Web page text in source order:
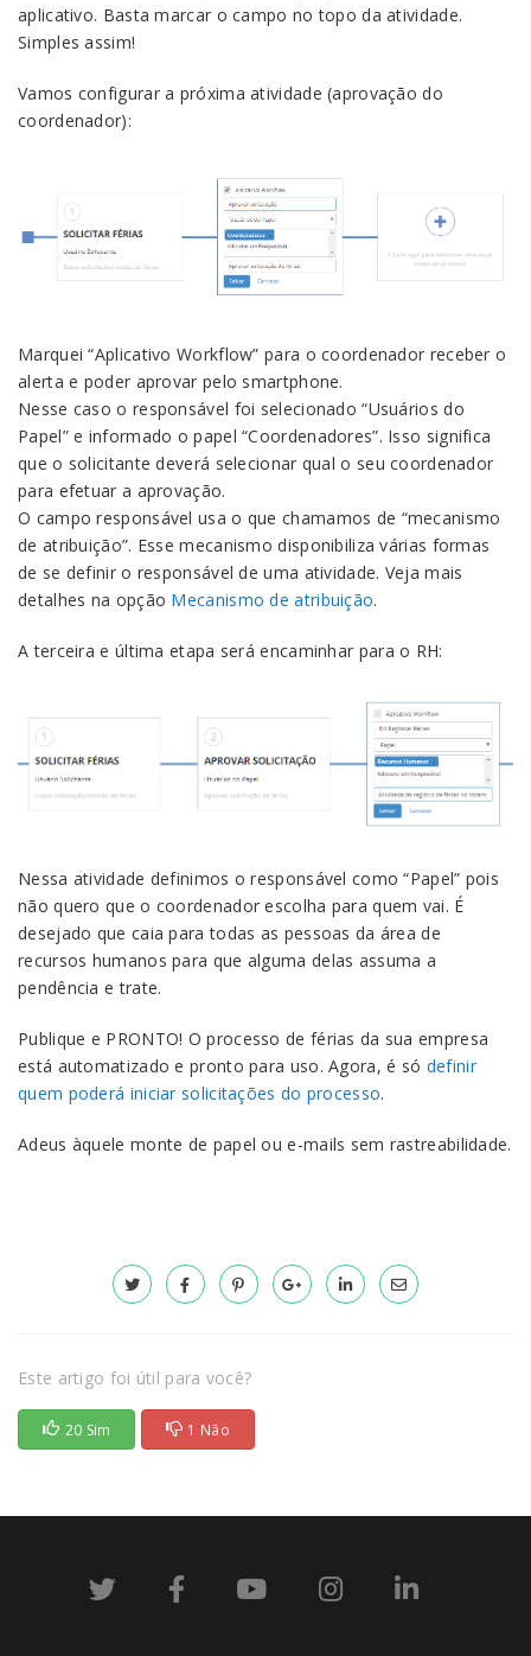
aplicativo. Basta marcar o campo no topo da atividade.
Simples assim!
Vamos configurar a próxima atividade (aprovação do
coordenador):
Marquei “Aplicativo Workflow” para o coordenador receber o
alerta e poder aprovar pelo smartphone.
Nesse caso o responsável foi selecionado “Usuários do
Papel” e informado o papel “Coordenadores”. Isso significa
que o solicitante deverá selecionar qual o seu coordenador
para efetuar a aprovação.
O campo responsável usa o que chamamos de “mecanismo
de atribuição”. Esse mecanismo disponibiliza várias formas
de se definir o responsável de uma atividade. Veja mais
detalhes na opção Mecanismo de atribuição.
A terceira e última etapa será encaminhar para o RH:
Nessa atividade definimos o responsável como “Papel” pois
não quero que o coordenador escolha para quem vai. É
desejado que caia para todas as pessoas da área de
recursos humanos para que alguma delas assuma a
pendência e trate.
Publique e PRONTO! O processo de férias da sua empresa
está automatizado e pronto para uso. Agora, é só definir
quem poderá iniciar solicitações do processo.
Adeus àquele monte de papel ou e-mails sem rastreabilidade.
Este artigo foi útil para você?
20 Sim 1 Não